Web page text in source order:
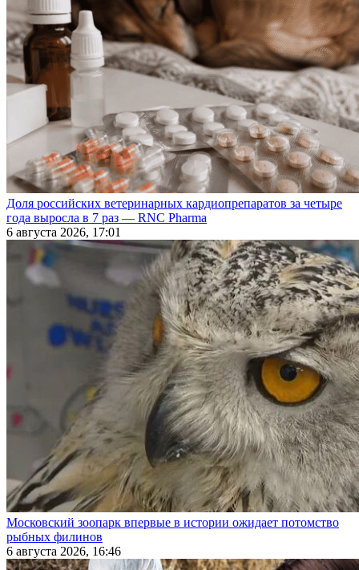
Доля российских ветеринарных кардиопрепаратов за четыре
года выросла в 7 раз — RNC Pharma
6 августа 2026, 17:01
Московский зоопарк впервые в истории ожидает потомство
рыбных филинов
6 августа 2026, 16:46